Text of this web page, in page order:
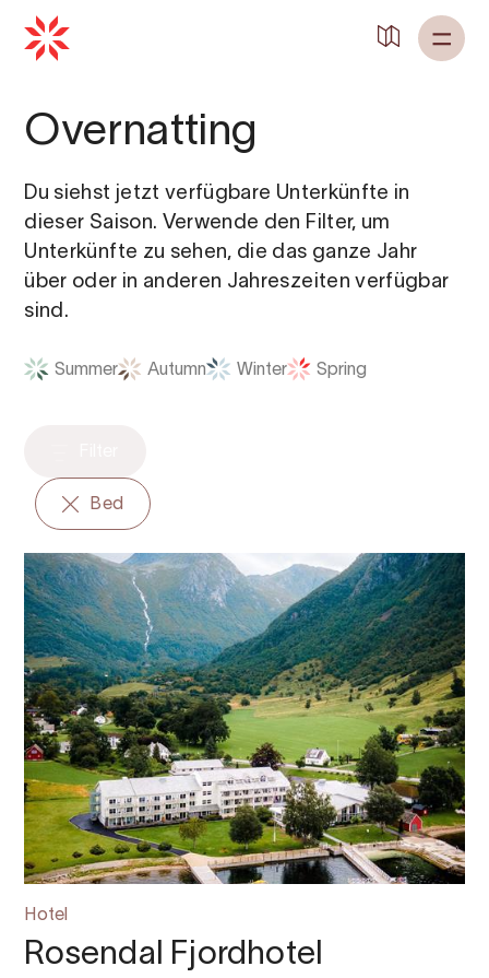
Overnatting
Du siehst jetzt verfügbare Unterkünfte in
dieser Saison. Verwende den Filter, um
Unterkünfte zu sehen, die das ganze Jahr
über oder in anderen Jahreszeiten verfügbar
sind.
Summer Autumn Winter Spring
Bed
Hotel
Rosendal Fjordhotel